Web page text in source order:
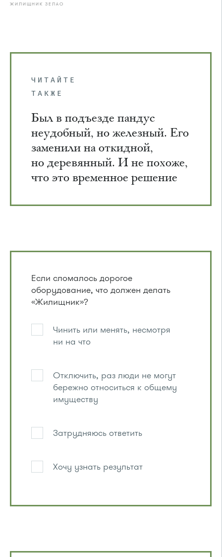
ЖИЛИЩНИК ЗЕЛАО
ЧИТАЙТЕ
ТАКЖЕ
Был в подъезде пандус
неудобный, но железный. Его
заменили на откидной,
но деревянный. И не похоже,
что это временное решение
Если сломалось дорогое
оборудование, что должен делать
«Жилищник»?
Чинить или менять, несмотря
ни на что
Отключить, раз люди не могут
бережно относиться к общему
имуществу
Затрудняюсь ответить
Хочу узнать результат